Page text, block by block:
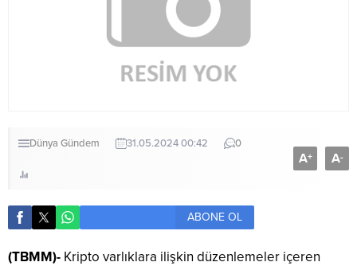
Dünya Gündem 31.05.2024 00:42 0
A+ A-
ABONE OL
(TBMM)- Kripto varlıklara ilişkin düzenlemeler içeren